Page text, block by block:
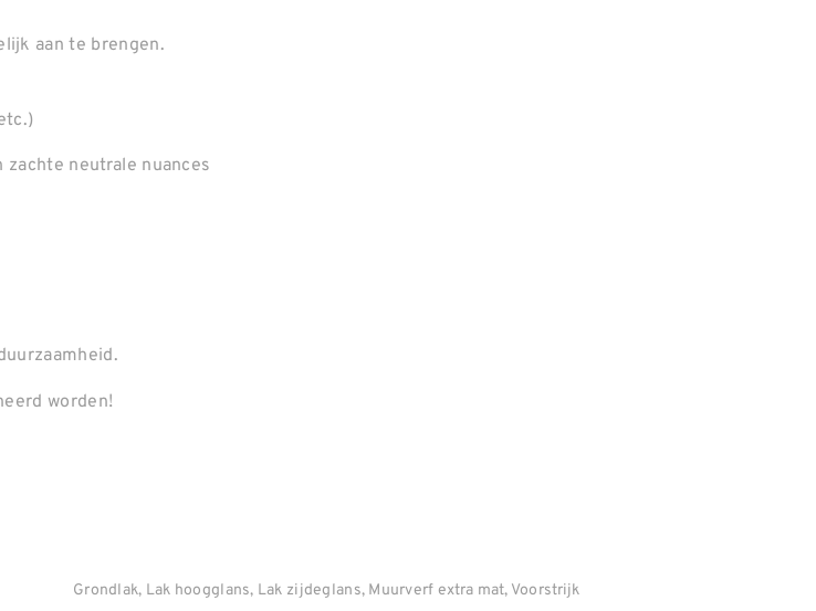
aan te brengen.
neutrale nuances
worden!
Grondlak, Lak hoogglans, Lak zijdeglans, Muurverf extra mat, Voorstrijk